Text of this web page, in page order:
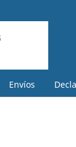
Envíos